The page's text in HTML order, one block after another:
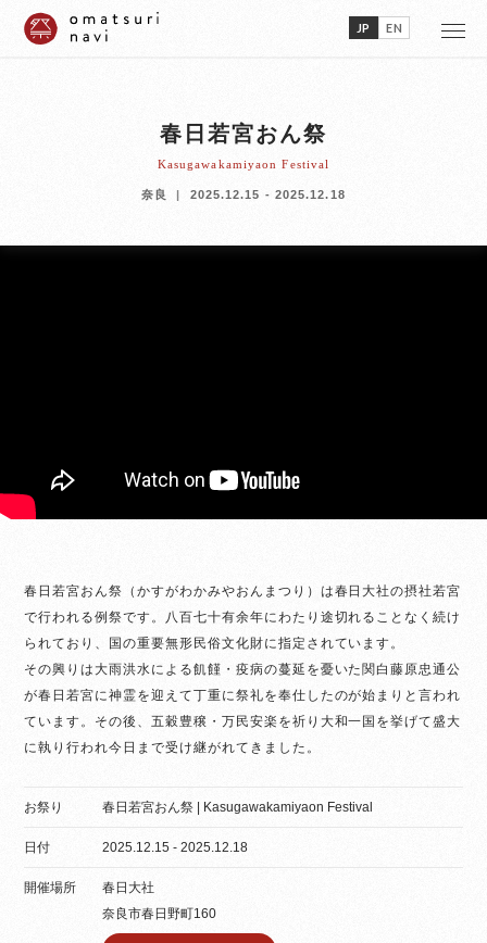
JP EN
春日若宮おん祭
Kasugawakamiyaon Festival
奈良 2025.12.15 - 2025.12.18
春日若宮おん祭（かすがわかみやおんまつり）は春日大社の摂社若宮
で行われる例祭です。八百七十有余年にわたり途切れることなく続け
られており、国の重要無形民俗文化財に指定されています。
その興りは大雨洪水による飢饉・疫病の蔓延を憂いた関白藤原忠通公
が春日若宮に神霊を迎えて丁重に祭礼を奉仕したのが始まりと言われ
ています。その後、五穀豊穣・万民安楽を祈り大和一国を挙げて盛大
に執り行われ今日まで受け継がれてきました。
お祭り 春日若宮おん祭 | Kasugawakamiyaon Festival
日付 2025.12.15 - 2025.12.18
開催場所
春日大社
奈良市春日野町160